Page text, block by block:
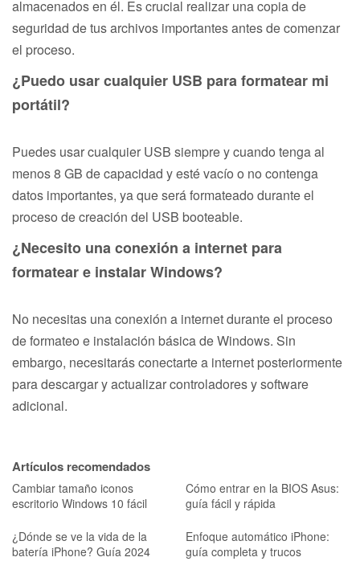
almacenados en él. Es crucial realizar una copia de
seguridad de tus archivos importantes antes de comenzar
el proceso.
¿Puedo usar cualquier USB para formatear mi
portátil?
Puedes usar cualquier USB siempre y cuando tenga al
menos 8 GB de capacidad y esté vacío o no contenga
datos importantes, ya que será formateado durante el
proceso de creación del USB booteable.
¿Necesito una conexión a internet para
formatear e instalar Windows?
No necesitas una conexión a internet durante el proceso
de formateo e instalación básica de Windows. Sin
embargo, necesitarás conectarte a internet posteriormente
para descargar y actualizar controladores y software
adicional.
Artículos recomendados
Cambiar tamaño iconos
escritorio Windows 10 fácil
Cómo entrar en la BIOS Asus:
guía fácil y rápida
¿Dónde se ve la vida de la
batería iPhone? Guía 2024
Enfoque automático iPhone:
guía completa y trucos